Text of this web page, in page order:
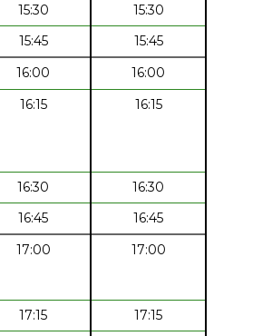
15:30
15:30
15:45
15:45
16:00
16:00
16:15 16:15
16:30
16:30
16:45
16:45
17:00 17:00
17:15
17:15